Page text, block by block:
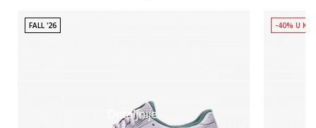
Detaljnije
FALL '26 -40% U